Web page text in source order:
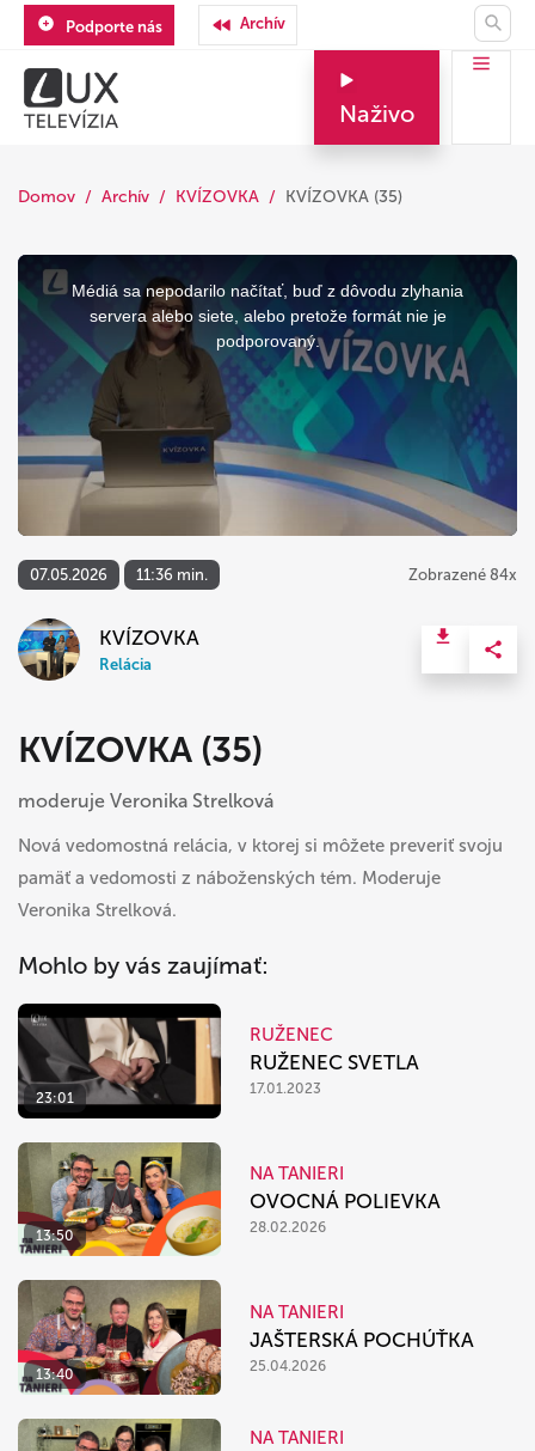
Podporte nás Archív
Naživo
Domov Archív KVÍZOVKA KVÍZOVKA (35)
This
a
modal
window.
Médiá sa nepodarilo načítať, buď z dôvodu zlyhania
servera alebo siete, alebo pretože formát nie je
podporovaný.
07.05.2026 11:36 min. Zobrazené 84x
KVÍZOVKA
Relácia
KVÍZOVKA (35)
moderuje Veronika Strelková
Nová vedomostná relácia, v ktorej si môžete preveriť svoju
pamäť a vedomosti z náboženských tém. Moderuje
Veronika Strelková.
Mohlo by vás zaujímať:
23:01
RUŽENEC
RUŽENEC SVETLA
17.01.2023
13:50
NA TANIERI
OVOCNÁ POLIEVKA
28.02.2026
13:40
NA TANIERI
JAŠTERSKÁ POCHÚŤKA
25.04.2026
NA TANIERI